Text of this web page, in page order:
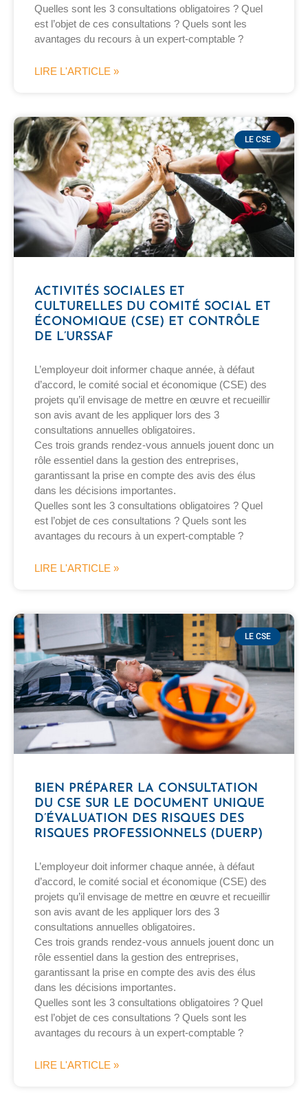
Quelles sont les 3 consultations obligatoires ? Quel
est l’objet de ces consultations ? Quels sont les
avantages du recours à un expert-comptable ?
LIRE L'ARTICLE »
LE CSE
ACTIVITÉS SOCIALES ET
CULTURELLES DU COMITÉ SOCIAL ET
ÉCONOMIQUE (CSE) ET CONTRÔLE
DE L’URSSAF
L’employeur doit informer chaque année, à défaut
d’accord, le comité social et économique (CSE) des
projets qu’il envisage de mettre en œuvre et recueillir
son avis avant de les appliquer lors des 3
consultations annuelles obligatoires.
Ces trois grands rendez-vous annuels jouent donc un
rôle essentiel dans la gestion des entreprises,
garantissant la prise en compte des avis des élus
dans les décisions importantes.
Quelles sont les 3 consultations obligatoires ? Quel
est l’objet de ces consultations ? Quels sont les
avantages du recours à un expert-comptable ?
LIRE L'ARTICLE »
LE CSE
BIEN PRÉPARER LA CONSULTATION
DU CSE SUR LE DOCUMENT UNIQUE
D’ÉVALUATION DES RISQUES DES
RISQUES PROFESSIONNELS (DUERP)
L’employeur doit informer chaque année, à défaut
d’accord, le comité social et économique (CSE) des
projets qu’il envisage de mettre en œuvre et recueillir
son avis avant de les appliquer lors des 3
consultations annuelles obligatoires.
Ces trois grands rendez-vous annuels jouent donc un
rôle essentiel dans la gestion des entreprises,
garantissant la prise en compte des avis des élus
dans les décisions importantes.
Quelles sont les 3 consultations obligatoires ? Quel
est l’objet de ces consultations ? Quels sont les
avantages du recours à un expert-comptable ?
LIRE L'ARTICLE »